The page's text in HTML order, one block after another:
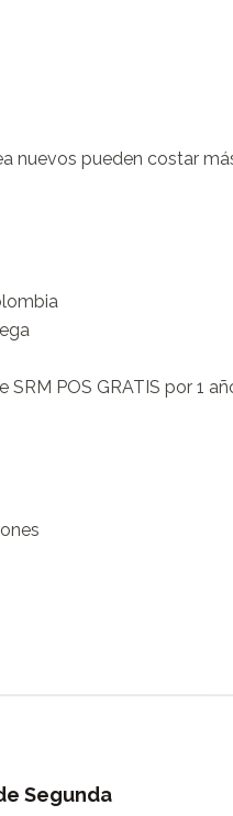
nuevos pueden costar
SRM POS GRATIS por 1
Segunda